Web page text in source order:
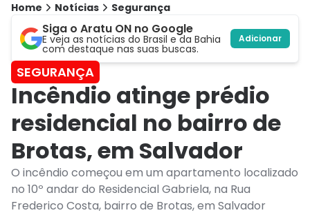
Home Notícias Segurança
Siga o Aratu ON no Google
E veja as notícias do Brasil e da Bahia
com destaque nas suas buscas.
Adicionar
SEGURANÇA
Incêndio atinge prédio
residencial no bairro de
Brotas, em Salvador
O incêndio começou em um apartamento localizado
no 10º andar do Residencial Gabriela, na Rua
Frederico Costa, bairro de Brotas, em Salvador